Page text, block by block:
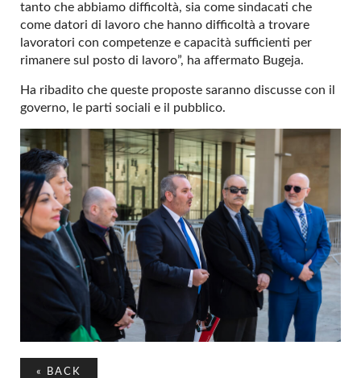
tanto che abbiamo difficoltà, sia come sindacati che
come datori di lavoro che hanno difficoltà a trovare
lavoratori con competenze e capacità sufficienti per
rimanere sul posto di lavoro”, ha affermato Bugeja.
Ha ribadito che queste proposte saranno discusse con il
governo, le parti sociali e il pubblico.
« BACK